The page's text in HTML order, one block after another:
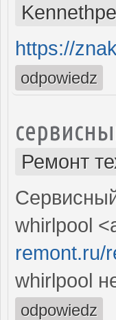
https://
odpowiedz
Ремонт
whirlpool
remont.ru/
whirlpool
odpowiedz